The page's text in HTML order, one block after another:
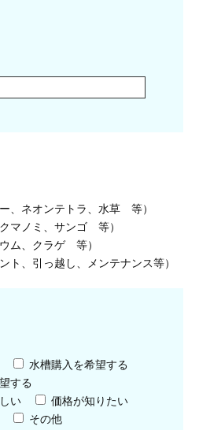
、ネオンテトラ、水草 等）
マノミ、サンゴ 等）
ム、クラゲ 等）
ト、引っ越し、メンテナンス等）
水槽購入を希望する
する
い
価格が知りたい
その他